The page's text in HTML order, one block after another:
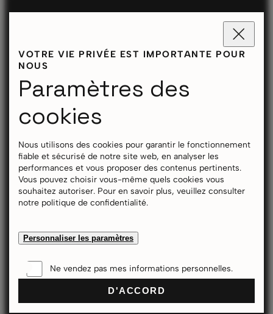
VOTRE VIE PRIVÉE EST IMPORTANTE POUR
NOUS
Paramètres des
cookies
Nous utilisons des cookies pour garantir le fonctionnement
fiable et sécurisé de notre site web, en analyser les
performances et vous proposer des contenus pertinents.
Vous pouvez choisir vous-même quels cookies vous
souhaitez autoriser. Pour en savoir plus, veuillez consulter
notre politique de confidentialité.
Personnaliser les paramètres
Ne vendez pas mes informations personnelles.
D'ACCORD